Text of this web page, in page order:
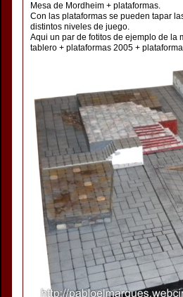
Mesa de Mordheim + plataformas.
Con las plataformas se pueden tapar
distintos niveles de juego.
Aqui un par de fotitos de ejemplo de la
tablero + plataformas 2005 +